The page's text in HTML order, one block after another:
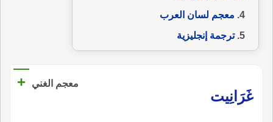
معجم لسان العرب
ترجمة إنجليزية
معجم الغني
+
غَرَانِيت